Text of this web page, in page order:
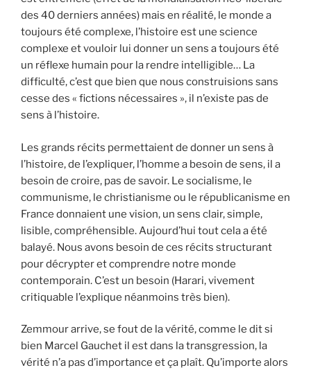
des 40 derniers années) mais en réalité, le monde a
toujours été complexe, l’histoire est une science
complexe et vouloir lui donner un sens a toujours été
un réflexe humain pour la rendre intelligible… La
difficulté, c’est que bien que nous construisions sans
cesse des « fictions nécessaires », il n’existe pas de
sens à l’histoire.
Les grands récits permettaient de donner un sens à
l’histoire, de l’expliquer, l’homme a besoin de sens, il a
besoin de croire, pas de savoir. Le socialisme, le
communisme, le christianisme ou le républicanisme en
France donnaient une vision, un sens clair, simple,
lisible, compréhensible. Aujourd’hui tout cela a été
balayé. Nous avons besoin de ces récits structurant
pour décrypter et comprendre notre monde
contemporain. C’est un besoin (Harari, vivement
critiquable l’explique néanmoins très bien).
Zemmour arrive, se fout de la vérité, comme le dit si
bien Marcel Gauchet il est dans la transgression, la
vérité n’a pas d’importance et ça plaît. Qu’importe alors